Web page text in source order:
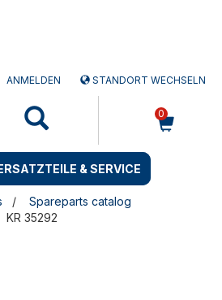
ANMELDEN STANDORT WECHSELN
0
& SERVICE
Spareparts catalog
KR 35292